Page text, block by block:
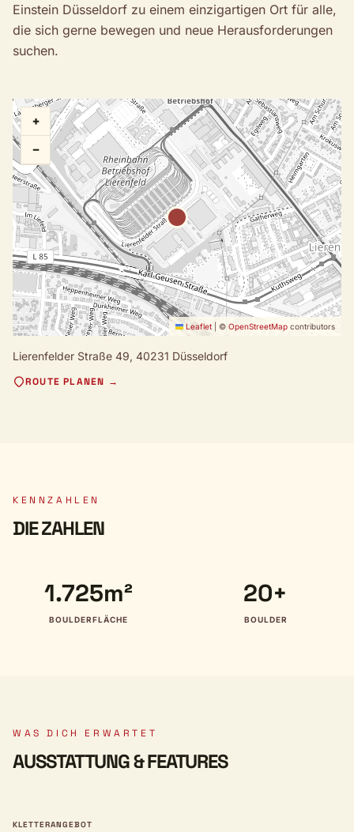
Einstein Düsseldorf zu einem einzigartigen Ort für alle,
die sich gerne bewegen und neue Herausforderungen
suchen.
+
−
Leaflet © OpenStreetMap contributors
Lierenfelder Straße 49, 40231 Düsseldorf
ROUTE PLANEN →
KENNZAHLEN
DIE ZAHLEN
1.725m²
BOULDERFLÄCHE
20+
BOULDER
WAS DICH ERWARTET
AUSSTATTUNG & FEATURES
KLETTERANGEBOT